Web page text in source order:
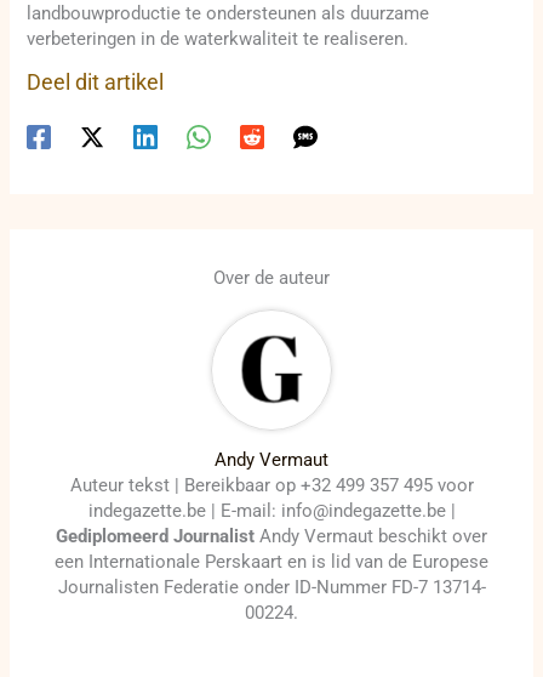
landbouwproductie te ondersteunen als duurzame
verbeteringen in de waterkwaliteit te realiseren.
Deel dit artikel
Over de auteur
Andy Vermaut
Auteur tekst | Bereikbaar op +32 499 357 495 voor
indegazette.be | E-mail: info@indegazette.be |
Gediplomeerd Journalist Andy Vermaut beschikt over
een Internationale Perskaart en is lid van de Europese
Journalisten Federatie onder ID-Nummer FD-7 13714-
00224.